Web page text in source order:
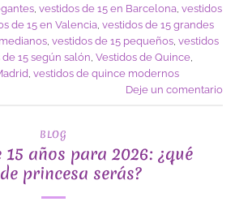
, vestidos de 15 en Barcelona, vestidos
de 15 en Valencia, vestidos de 15 grandes
, vestidos de 15 pequeños, vestidos
15 según salón, Vestidos de Quince,
, vestidos de quince modernos
Deje un comentario
BLOG
15 años para 2026: ¿qué
princesa serás?